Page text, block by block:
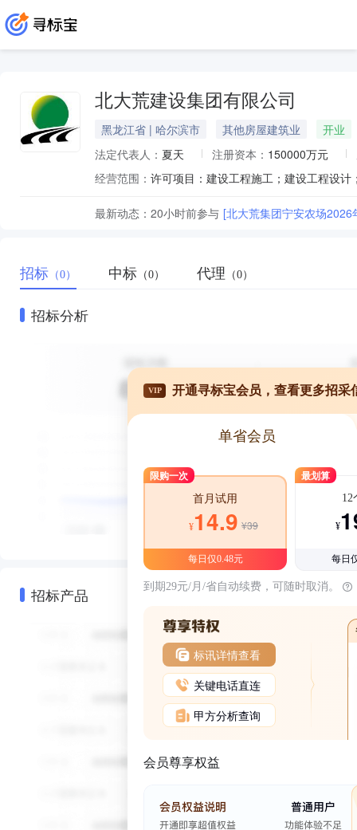
北大荒建设集团有限公司
黑龙江省 | 哈尔滨市 其他房屋建筑业
开业
法定代表人： 夏天 注册资本： 150000万元
经营范围：
最新动态： 20小时前参与 [北大荒集团宁安农场
招标 （0） 中标 （0） 代理 （0）
招标分析
招标产品
VIP 开通寻标宝会员，查看更多招采
单省会员
限购一次
首月试用
¥14.9 ¥39
每日仅0.48元
最划算
12
¥
每日
到期29元/月/省自动续费，可随时取消。
标讯详情查看
关键电话直连
甲方分析查询
会员尊享权益